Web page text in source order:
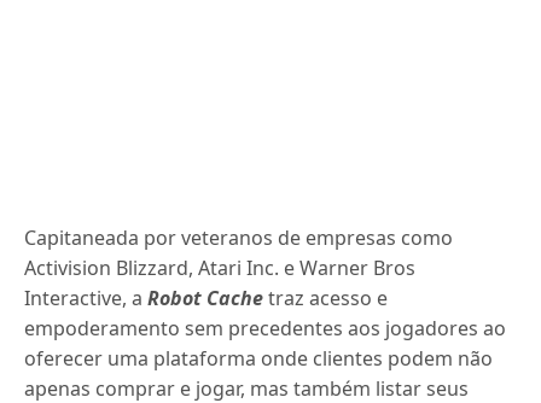
Capitaneada por veteranos de empresas como
Activision Blizzard, Atari Inc. e Warner Bros
Interactive, a Robot Cachetraz acesso e
empoderamento sem precedentes aos jogadores ao
oferecer uma plataforma onde clientes podem não
apenas comprar e jogar, mas também listar seus